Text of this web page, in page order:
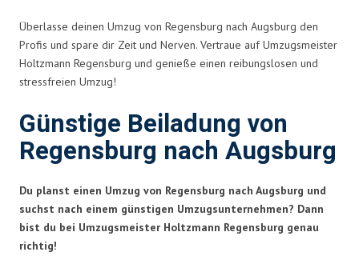
Überlasse deinen Umzug von Regensburg nach Augsburg den
Profis und spare dir Zeit und Nerven. Vertraue auf Umzugsmeister
Holtzmann Regensburg und genieße einen reibungslosen und
stressfreien Umzug!
Günstige Beiladung von
Regensburg nach Augsburg
Du planst einen Umzug von Regensburg nach Augsburg und
suchst nach einem günstigen Umzugsunternehmen? Dann
bist du bei Umzugsmeister Holtzmann Regensburg genau
richtig!